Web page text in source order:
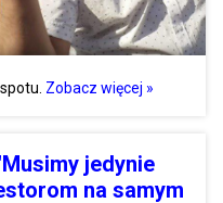
Zobacz więcej »
jedynie
na samym